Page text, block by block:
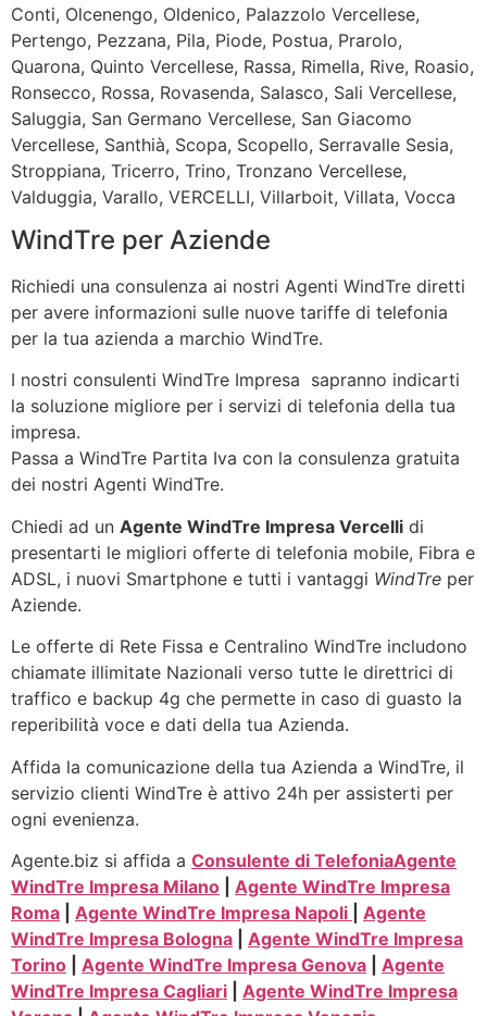
Conti, Olcenengo, Oldenico, Palazzolo Vercellese,
Pertengo, Pezzana, Pila, Piode, Postua, Prarolo,
Quarona, Quinto Vercellese, Rassa, Rimella, Rive, Roasio,
Ronsecco, Rossa, Rovasenda, Salasco, Sali Vercellese,
Saluggia, San Germano Vercellese, San Giacomo
Vercellese, Santhià, Scopa, Scopello, Serravalle Sesia,
Stroppiana, Tricerro, Trino, Tronzano Vercellese,
Valduggia, Varallo, VERCELLI, Villarboit, Villata, Vocca
WindTre per Aziende
Richiedi una consulenza ai nostri Agenti WindTre diretti
per avere informazioni sulle nuove tariffe di telefonia
per la tua azienda a marchio WindTre.
I nostri consulenti WindTre Impresa sapranno indicarti
la soluzione migliore per i servizi di telefonia della tua
impresa.
Passa a WindTre Partita Iva con la consulenza gratuita
dei nostri Agenti WindTre.
Chiedi ad un Agente WindTre Impresa Vercelli di
presentarti le migliori offerte di telefonia mobile, Fibra e
ADSL, i nuovi Smartphone e tutti i vantaggi WindTre per
Aziende.
Le offerte di Rete Fissa e Centralino WindTre includono
chiamate illimitate Nazionali verso tutte le direttrici di
traffico e backup 4g che permette in caso di guasto la
reperibilità voce e dati della tua Azienda.
Affida la comunicazione della tua Azienda a WindTre, il
servizio clienti WindTre è attivo 24h per assisterti per
ogni evenienza.
Agente.biz si affida a Consulente di TelefoniaAgente
WindTre Impresa Milano
Agente WindTre Impresa
Roma
Agente WindTre Impresa Napoli
Agente
WindTre Impresa Bologna
Agente WindTre Impresa
Torino
Agente WindTre Impresa Genova
Agente
WindTre Impresa Cagliari
Agente WindTre Impresa